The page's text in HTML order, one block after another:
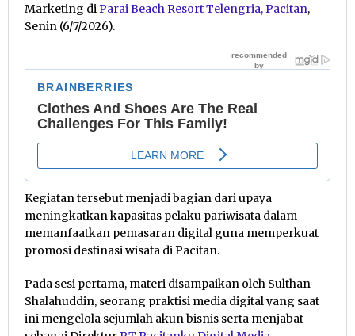
Marketing diParai Beach Resort Telengria, Pacitan,
Senin (6/7/2026).
Kegiatan tersebut menjadi bagian dari upaya
meningkatkan kapasitas pelaku pariwisata dalam
memanfaatkan pemasaran digital guna memperkuat
promosi destinasi wisata di Pacitan.
Pada sesi pertama, materi disampaikan oleh Sulthan
Shalahuddin, seorang praktisi media digital yang saat
ini mengelola sejumlah akun bisnis serta menjabat